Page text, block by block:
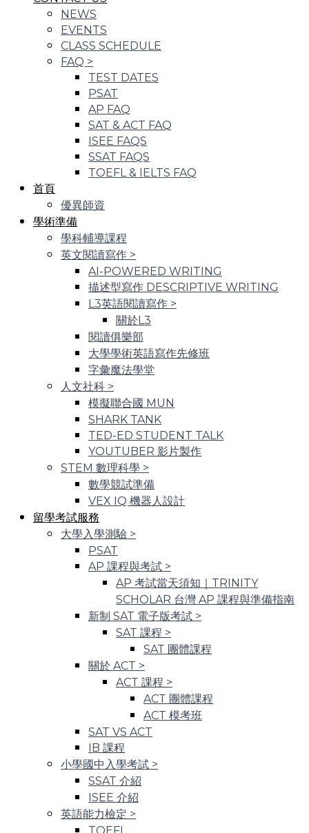
NEWS
EVENTS
CLASS SCHEDULE
FAQ >
TEST DATES
PSAT
AP FAQ
SAT & ACT FAQ
ISEE FAQS
SSAT FAQS
TOEFL & IELTS FAQ
首頁
優異師資
學術準備
學科輔導課程
英文閱讀寫作 >
AI-POWERED WRITING
描述型寫作 DESCRIPTIVE WRITING
L3英語閱讀寫作 >
關於L3
閱讀俱樂部
大學學術英語寫作先修班
字彙魔法學堂
人文社科 >
模擬聯合國 MUN
SHARK TANK
TED-ED STUDENT TALK
YOUTUBER 影片製作
STEM 數理科學 >
數學競試準備
VEX IQ 機器人設計
留學考試服務
大學入學測驗 >
PSAT
AP 課程與考試 >
AP 考試當天須知｜TRINITY
SCHOLAR 台灣 AP 課程與準備指南
新制 SAT 電子版考試 >
SAT 課程 >
SAT 團體課程
關於 ACT >
ACT 課程 >
ACT 團體課程
ACT 模考班
SAT VS ACT
IB 課程
小學國中入學考試 >
SSAT 介紹
ISEE 介紹
英語能力檢定 >